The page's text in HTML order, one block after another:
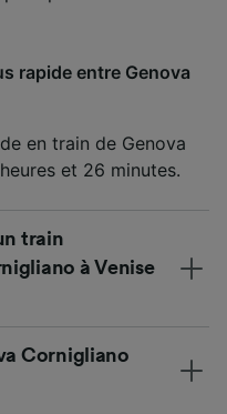
rapide entre Genova
en train de Genova
et 26 minutes.
train
à Venise
Cornigliano